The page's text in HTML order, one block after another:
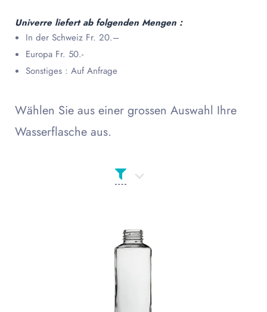
Univerre liefert ab folgenden Mengen :
In der Schweiz Fr. 20.–
Europa Fr. 50.-
Sonstiges : Auf Anfrage
Wählen Sie aus einer grossen Auswahl Ihre
Wasserflasche aus.